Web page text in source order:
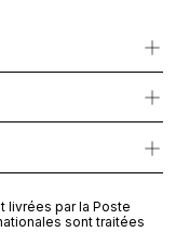
tout au long de la
éclatant et
Formula (5 ml)
livrées par la Poste
sont traitées